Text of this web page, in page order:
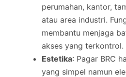
perumahan, kantor,
atau area industri.
membantu menjaga
akses yang terkontrol.
Estetika: Pagar BRC
yang simpel namun